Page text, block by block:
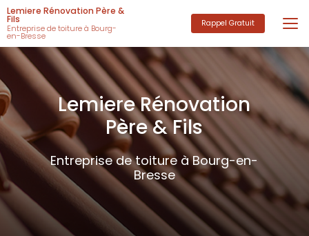
Aller
au
contenu
principal
Lemiere Rénovation Père &
Fils
Entreprise de toiture à Bourg-
en-Bresse
Rappel Gratuit
Lemiere Rénovation
Père & Fils
Entreprise de toiture à Bourg-en-
Bresse